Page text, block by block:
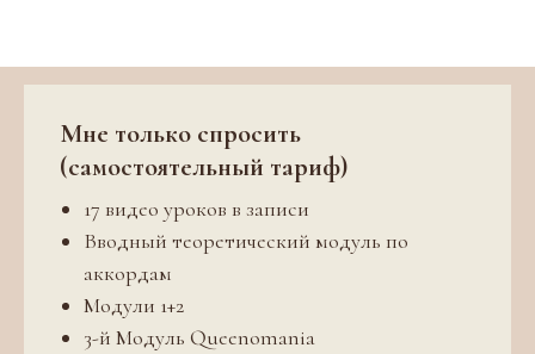
Мне только спросить
(самостоятельный тариф)
17 видео уроков в записи
Вводный теоретический модуль по
аккордам
Модули 1+2
3-й Модуль Queenomania